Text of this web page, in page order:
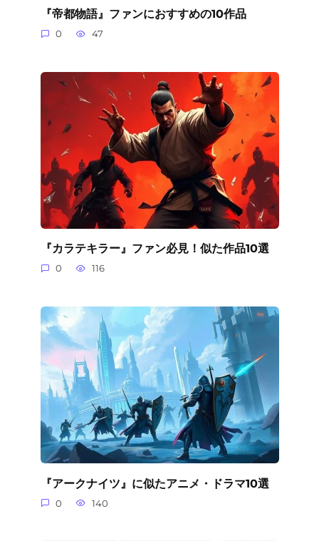
『帝都物語』ファンにおすすめの10作品
0 47
『カラテキラー』ファン必見！似た作品10選
0 116
『アークナイツ』に似たアニメ・ドラマ10選
0 140